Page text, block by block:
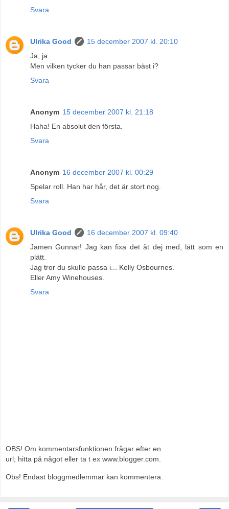
Svara
Ulrika Good
15 december 2007 kl. 20:10
Ja, ja.
Men vilken tycker du han passar bäst i?
Svara
Anonym 15 december 2007 kl. 21:18
Haha! En absolut den första.
Svara
Anonym 16 december 2007 kl. 00:29
Spelar roll. Han har hår, det är stort nog.
Svara
Ulrika Good
16 december 2007 kl. 09:40
Jamen Gunnar! Jag kan fixa det åt dej med, lätt som en
plätt.
Jag tror du skulle passa i... Kelly Osbournes.
Eller Amy Winehouses.
Svara
OBS! Om kommentarsfunktionen frågar efter en
url; hitta på något eller ta t ex www.blogger.com.
Obs! Endast bloggmedlemmar kan kommentera.